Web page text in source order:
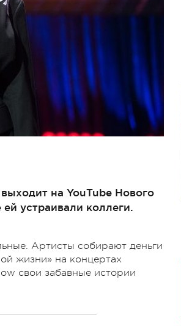
на YouTube Нового
устраивали коллеги.
Артисты собирают деньги
жизни» на концертах
свои забавные истории